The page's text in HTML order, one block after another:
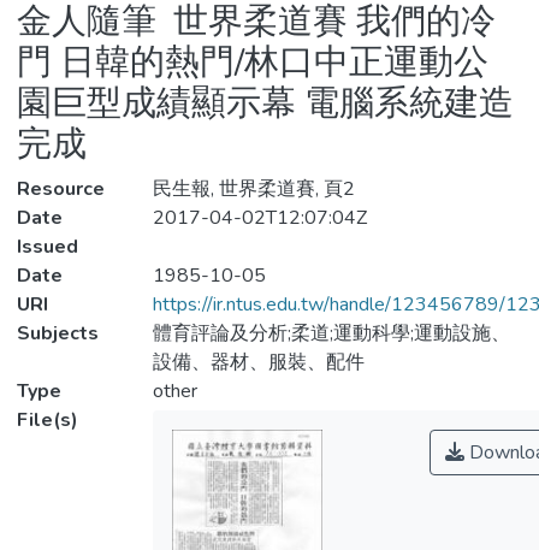
Statistics
金人隨筆 世界柔道賽 我們的冷
門 日韓的熱門/林口中正運動公
園巨型成績顯示幕 電腦系統建造
完成
Resource
民生報, 世界柔道賽, 頁2
Date
Issued
2017-04-02T12:07:04Z
Date
1985-10-05
URI
https://ir.ntus.edu.tw/handle/123456789/
Subjects
體育評論及分析;柔道;運動科學;運動設施、
設備、器材、服裝、配件
Type
other
File(s)